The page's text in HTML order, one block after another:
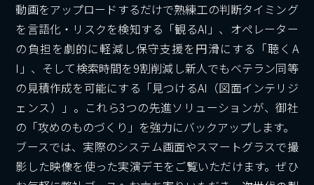
動画をアップロードするだけで熟練工の判断タイミング
を言語化・リスクを検知する「観るAI」、オペレーター
の負担を劇的に軽減し保守支援を円滑にする「聴くA
I」、そして検索時間を9割削減し新人でもベテラン同等
の見積作成を可能にする「見つけるAI（図面インテリジ
ェンス）」。これら3つの先進ソリューションが、御社
の「攻めのものづくり」を強力にバックアップします。
ブースでは、実際のシステム画面やスマートグラスで撮
影した映像を使った実演デモをご覧いただけます。ぜひ